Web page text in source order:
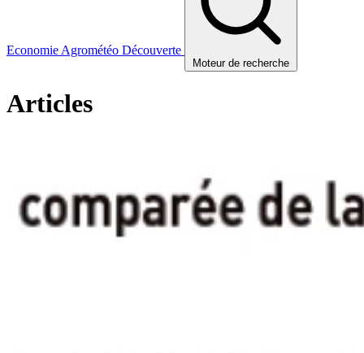
Economie Agrométéo Découverte
Moteur de recherche
Articles